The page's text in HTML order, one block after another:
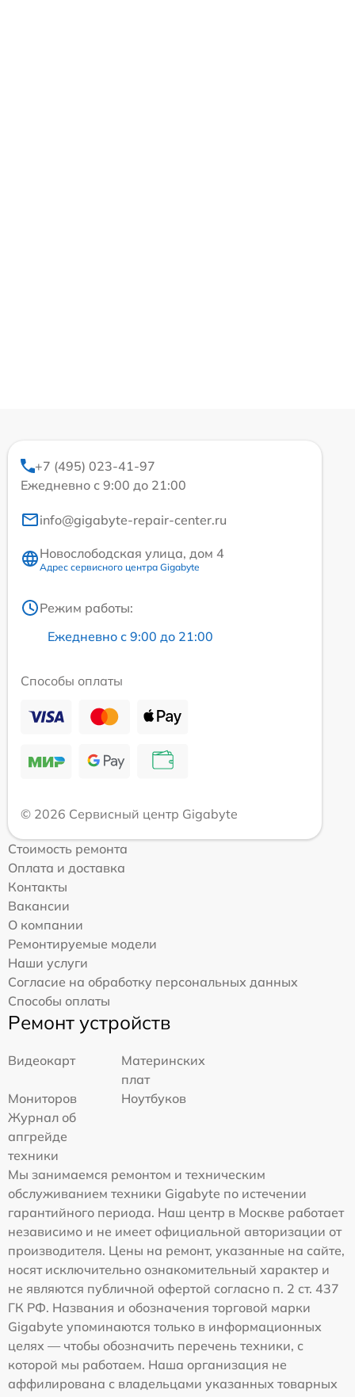
+7 (495) 023-41-97
Ежедневно с 9:00 до 21:00
info@gigabyte-repair-center.ru
Новослободская улица, дом 4
Адрес сервисного центра Gigabyte
Режим работы:
Ежедневно с 9:00 до 21:00
Способы оплаты
© 2026 Сервисный центр Gigabyte
Стоимость ремонта
Оплата и доставка
Контакты
Вакансии
О компании
Ремонтируемые модели
Наши услуги
Согласие на обработку персональных данных
Способы оплаты
Ремонт устройств
Видеокарт
Материнских
плат
Мониторов
Ноутбуков
Журнал об
апгрейде
техники
Мы занимаемся ремонтом и техническим
обслуживанием техники Gigabyte по истечении
гарантийного периода. Наш центр в Москве работает
независимо и не имеет официальной авторизации от
производителя. Цены на ремонт, указанные на сайте,
носят исключительно ознакомительный характер и
не являются публичной офертой согласно п. 2 ст. 437
ГК РФ. Названия и обозначения торговой марки
Gigabyte упоминаются только в информационных
целях — чтобы обозначить перечень техники, с
которой мы работаем. Наша организация не
аффилирована с владельцами указанных товарных